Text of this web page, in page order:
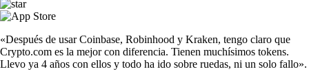
«Después de usar Coinbase, Robinhood y Kraken, tengo claro que
Crypto.com es la mejor con diferencia. Tienen muchísimos tokens.
Llevo ya 4 años con ellos y todo ha ido sobre ruedas, ni un solo fallo».